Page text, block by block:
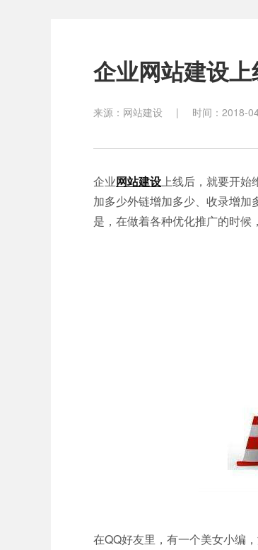
企业网站建设
来源：网站建设 | 时间：2018-
企业网站建设上线后，就要开始
加多少外链增加多少、收录增
是，在做着各种优化推广的时
在QQ好友里，有一个美女小编